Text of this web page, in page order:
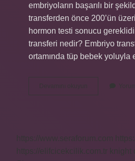
embriyoların başarılı bir
transferden önce 200’ün
hormon testi sonucu
transferi nedir? Embriyo
ortamında tüp bebek
Devamını okuyun
Nedir
https://www.seraforum.com
https://elifcicekcilik.com.tr
knight